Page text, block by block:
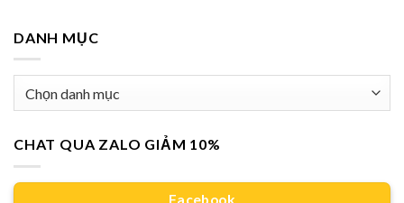
DANH MỤC
CHAT QUA ZALO GIẢM 10%
Facebook